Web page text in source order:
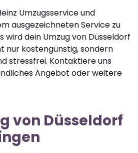
Umzugsservice und
ausgezeichneten Service zu
wird dein Umzug von Düsseldorf
nur kostengünstig, sondern
stressfrei. Kontaktiere uns
Angebot oder weitere
von Düsseldorf